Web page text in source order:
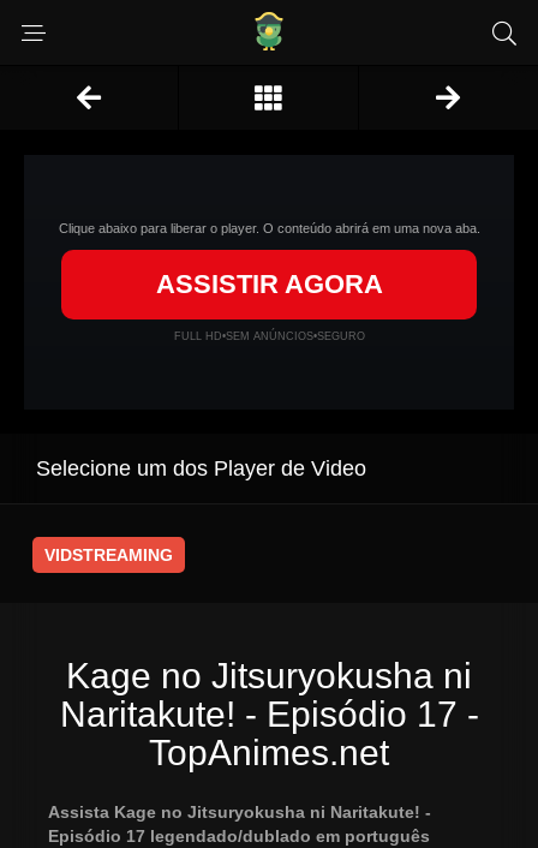
Clique abaixo para liberar o player. O conteúdo abrirá em uma nova aba.
ASSISTIR AGORA
FULL HD•SEM ANÚNCIOS•SEGURO
Selecione um dos Player de Video
VIDSTREAMING
Kage no Jitsuryokusha ni
Naritakute! - Episódio 17 -
TopAnimes.net
Assista Kage no Jitsuryokusha ni Naritakute! -
Episódio 17 legendado/dublado em português